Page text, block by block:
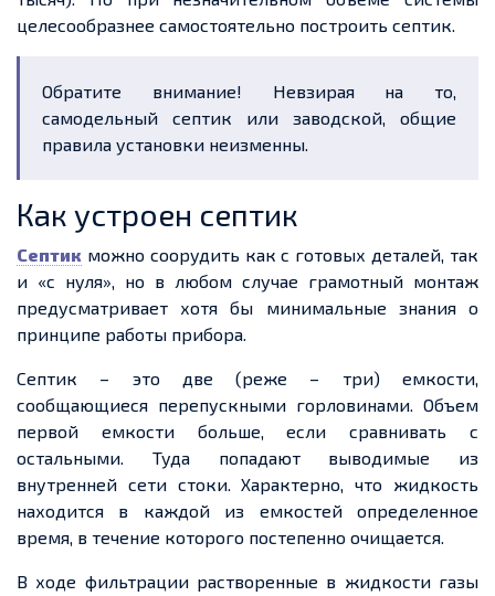
целесообразнее самостоятельно построить септик.
Обратите внимание! Невзирая на то,
самодельный септик или заводской, общие
правила установки неизменны.
Как устроен септик
Септик можно соорудить как с готовых деталей, так
и «с нуля», но в любом случае грамотный монтаж
предусматривает хотя бы минимальные знания о
принципе работы прибора.
Септик – это две (реже – три) емкости,
сообщающиеся перепускными горловинами. Объем
первой емкости больше, если сравнивать с
остальными. Туда попадают выводимые из
внутренней сети стоки. Характерно, что жидкость
находится в каждой из емкостей определенное
время, в течение которого постепенно очищается.
В ходе фильтрации растворенные в жидкости газы